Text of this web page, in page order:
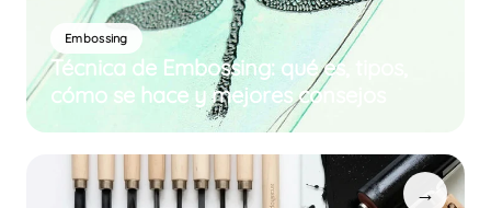
Embossing
Técnica de Embossing: qué es, tipos,
cómo se hace y mejores consejos
→